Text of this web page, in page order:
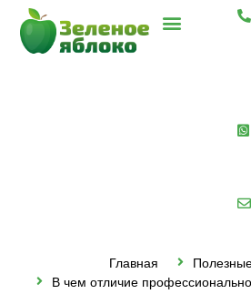
Главная
В чем отличие